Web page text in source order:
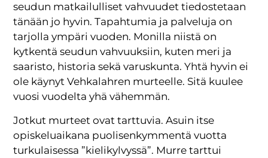
seudun matkailulliset vahvuudet tiedostetaan
tänään jo hyvin. Tapahtumia ja palveluja on
tarjolla ympäri vuoden. Monilla niistä on
kytkentä seudun vahvuuksiin, kuten meri ja
saaristo, historia sekä varuskunta. Yhtä hyvin ei
ole käynyt Vehkalahren murteelle. Sitä kuulee
vuosi vuodelta yhä vähemmän.
Jotkut murteet ovat tarttuvia. Asuin itse
opiskeluaikana puolisenkymmentä vuotta
turkulaisessa ”kielikylvyssä”. Murre tarttui